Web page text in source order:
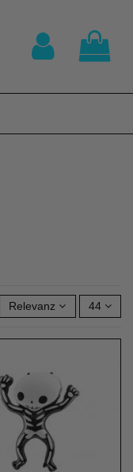
Relevanz 44